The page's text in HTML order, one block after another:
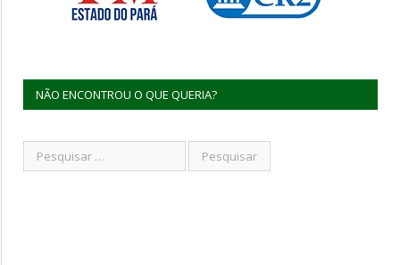
NÃO ENCONTROU O QUE QUERIA?